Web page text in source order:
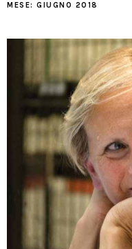
MESE: GIUGNO 2018